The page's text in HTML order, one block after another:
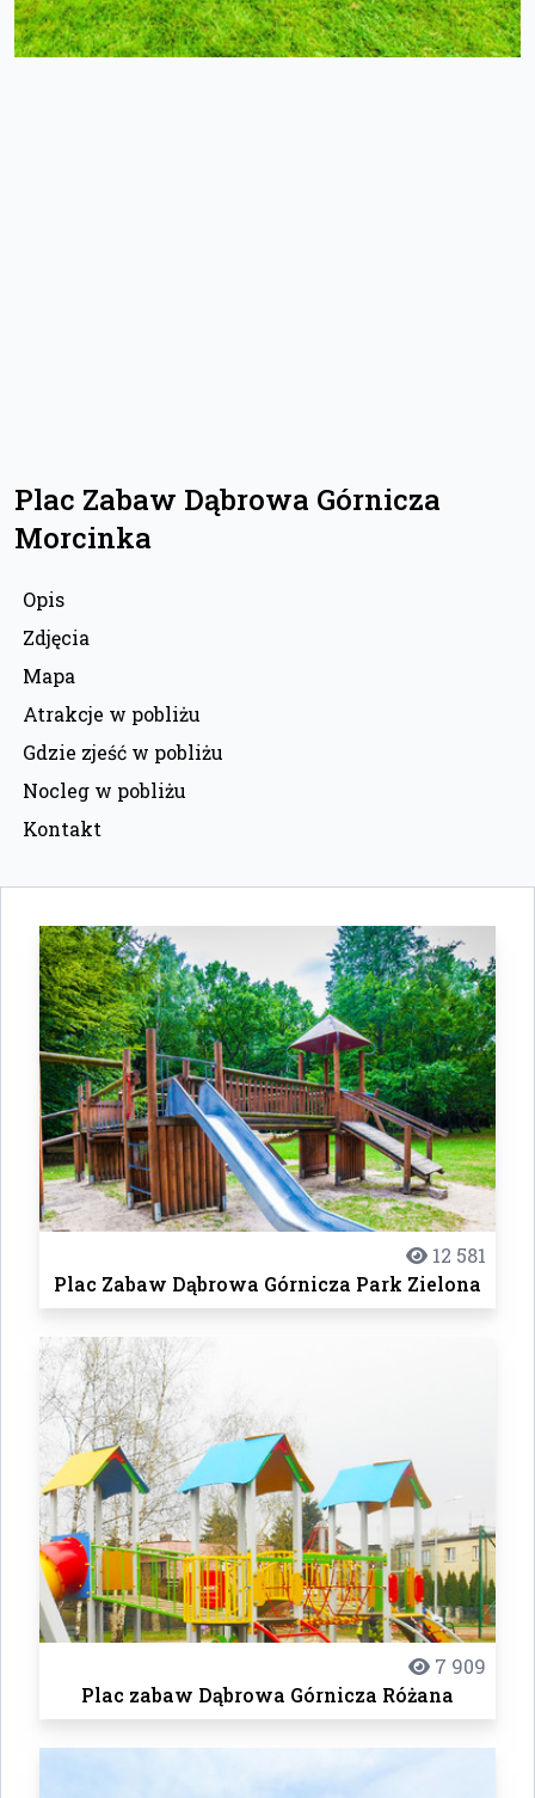
Plac Zabaw Dąbrowa Górnicza
Morcinka
Opis
Zdjęcia
Mapa
Atrakcje w pobliżu
Gdzie zjeść w pobliżu
Nocleg w pobliżu
Kontakt
12 581
Plac Zabaw Dąbrowa Górnicza Park Zielona
7 909
Plac zabaw Dąbrowa Górnicza Różana